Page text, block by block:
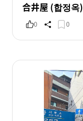
合井屋 (합정옥)
0 0